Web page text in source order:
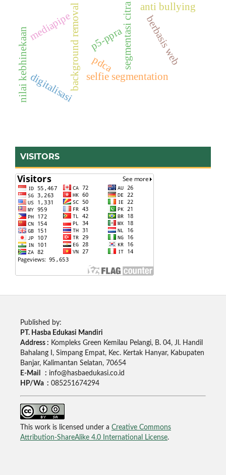
selfie segmentation
segmentasi citra
background removal
mediapipe berbasis web
digitalisasi
pdca
p5-ppra
nilai kebhinekaan
anti bullying
VISITORS
Published by:
PT. Hasba Edukasi Mandiri
Address : Kompleks Green Kemilau Pelangi, B. 04, Jl. Handil
Bahalang I, Simpang Empat, Kec. Kertak Hanyar, Kabupaten
Banjar, Kalimantan Selatan, 70654
E-Mail : info@hasbaedukasi.co.id
HP/Wa : 085251674294
This work is licensed under a Creative Commons
Attribution-ShareAlike 4.0 International License.